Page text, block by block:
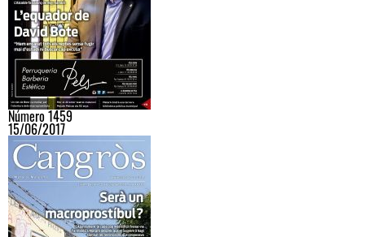
Número 1459
15/06/2017